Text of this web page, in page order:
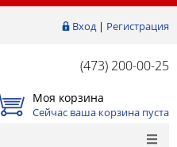
Вход| Регистрация
(473) 200-00-25
Моя корзина
Сейчас ваша корзина пуста